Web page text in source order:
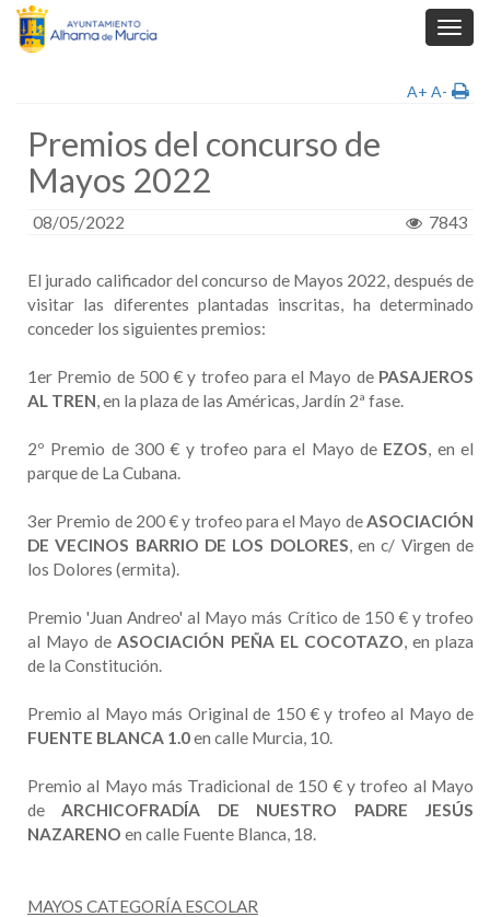
A+ A-
Premios del concurso de
Mayos 2022
08/05/2022 7843
El jurado calificador del concurso de Mayos 2022, después de
visitar las diferentes plantadas inscritas, ha determinado
conceder los siguientes premios:
1er Premio de 500 € y trofeo para el Mayo de PASAJEROS
AL TREN, en la plaza de las Américas, Jardín 2ª fase.
2º Premio de 300 € y trofeo para el Mayo de EZOS, en el
parque de La Cubana.
3er Premio de 200 € y trofeo para el Mayo deASOCIACIÓN
DE VECINOS BARRIO DE LOS DOLORES, en c/ Virgen de
los Dolores (ermita).
Premio 'Juan Andreo' al Mayo más Crítico de 150 € y trofeo
al Mayo deASOCIACIÓN PEÑA EL COCOTAZO, en plaza
de la Constitución.
Premio al Mayo más Original de 150 € y trofeo al Mayo de
FUENTE BLANCA 1.0en calle Murcia, 10.
Premio al Mayo más Tradicional de 150 € y trofeo al Mayo
deARCHICOFRADÍA DE NUESTRO PADRE JESÚS
NAZARENO en calle Fuente Blanca, 18.
MAYOS CATEGORÍA ESCOLAR